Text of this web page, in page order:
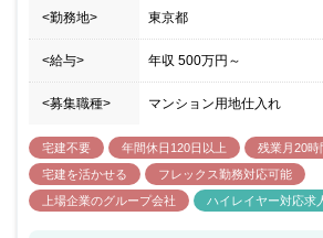
<勤務地> 東京都
<給与> 年収 500万円 ～
<募集職種> マンション用地仕入れ
宅建不要 年間休日120日以上 残業月20時
宅建を活かせる
フレックス勤務対応可能
上場企業のグループ会社
ハイレイヤー対応求